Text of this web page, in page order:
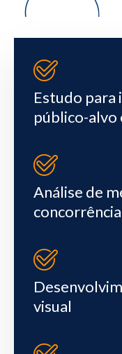
Estudo para
público-alvo
Análise de
concorrência
visual